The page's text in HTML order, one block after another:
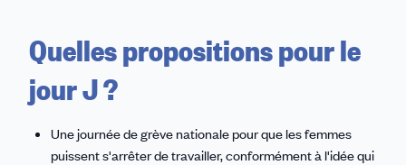
Quelles propositions pour le
jour J ?
Une journée de grève nationale pour que les femmes
puissent s'arrêter de travailler, conformément à l'idée qui